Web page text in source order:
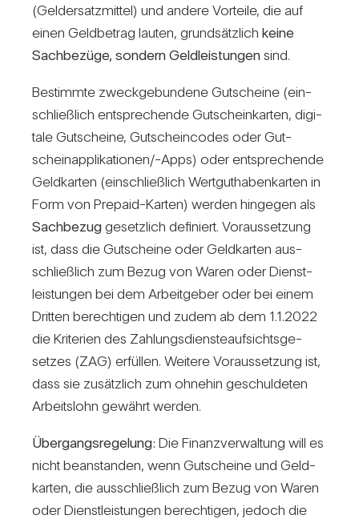
(Geld­ersatz­mittel) und andere Vor­teile, die auf
einen Geld­be­trag lauten, grund­sätz­lich keine
Sach­be­züge, son­dern Geld­leis­tungensind.
Bestimmte zweck­ge­bun­dene Gut­scheine (ein­
schließ­lich ent­spre­chende Gut­schein­karten, digi­
tale Gut­scheine, Gut­schein­codes oder Gut­
schein­ap­pli­ka­tio­nen/-Apps) oder ent­spre­chende
Geld­karten (ein­schließ­lich Wert­gut­ha­ben­karten in
Form von Pre­paid-Karten) werden hin­gegen als
Sach­bezuggesetz­lich defi­niert. Vor­aus­set­zung
ist, dass die Gut­scheine oder Geld­karten aus­
schließ­lich zum Bezug von Waren oder Dienst­
leis­tungen bei dem Arbeit­geber oder bei einem
Dritten berech­tigen und zudem ab dem 1.1.2022
die Kri­te­rien des Zah­lungs­diens­te­auf­sichts­ge­
setzes (ZAG) erfüllen. Wei­tere Vor­aus­set­zung ist,
dass sie zusätz­lich zum ohnehin geschul­deten
Arbeits­lohn gewährt werden.
Über­gangs­re­ge­lung: Die Finanz­ver­wal­tung will es
nicht bean­standen, wenn Gut­scheine und Geld­
karten, die aus­schließ­lich zum Bezug von Waren
oder Dienst­leis­tungen berech­tigen, jedoch die